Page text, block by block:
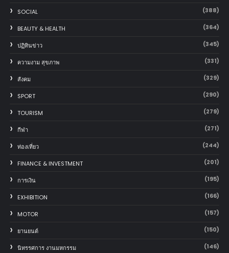
SOCIAL (388)
BEAUTY & HEALTH (364)
ปฏิทินข่าว (345)
ความงาม สุขภาพ (331)
สังคม (329)
SPORT (290)
TOURISM (279)
กีฬา (271)
ท่องเที่ยว (244)
FINANCE & INVESTMENT (201)
การเงิน (195)
EXHIBITION (166)
MOTOR (157)
‎ยานยนต์‎ (150)
นิทรรศการ งานมหกรรม (146)